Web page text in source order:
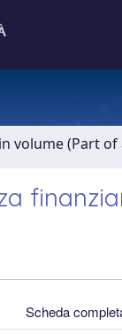
volume (Part of
Scheda